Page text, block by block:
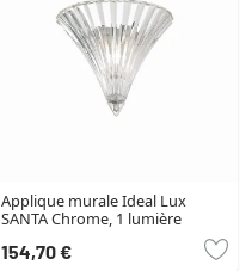
Applique murale Ideal Lux
SANTA Chrome, 1 lumière
154,70 €